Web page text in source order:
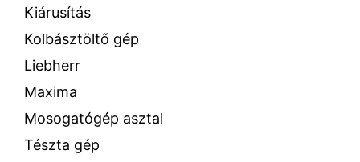
Kiárusítás
Kolbásztöltő gép
Liebherr
Maxima
Mosogatógép asztal
Tészta gép